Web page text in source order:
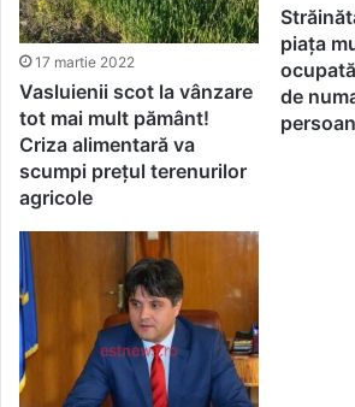
17 martie 2022
Vasluienii scot la vânzare
tot mai mult pământ!
Criza alimentară va
scumpi prețul terenurilor
agricole
piața
de